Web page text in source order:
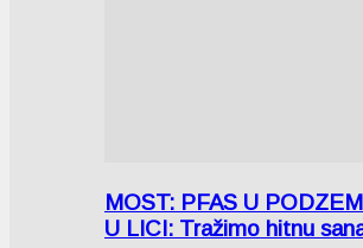
MOST: PFAS U
U LICI: Tražimo hitnu